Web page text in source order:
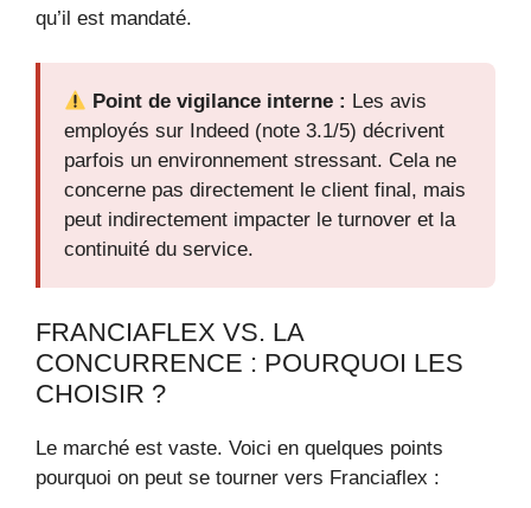
qu’il est mandaté.
Point de vigilance interne : Les avis
employés sur Indeed (note 3.1/5) décrivent
parfois un environnement stressant. Cela ne
concerne pas directement le client final, mais
peut indirectement impacter le turnover et la
continuité du service.
FRANCIAFLEX VS. LA
CONCURRENCE : POURQUOI LES
CHOISIR ?
Le marché est vaste. Voici en quelques points
pourquoi on peut se tourner vers Franciaflex :